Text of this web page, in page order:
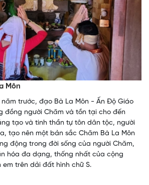
Môn
năm trước, đạo Bà La Môn - Ấn Độ Giáo
đồng người Chăm và tồn tại cho đến
tạo và tinh thần tự tôn dân tộc, người
tạo nên một bản sắc Chăm Bà La Môn
động trong đời sống của người Chăm,
hóa đa dạng, thống nhất của cộng
trên dải đất hình chữ S.